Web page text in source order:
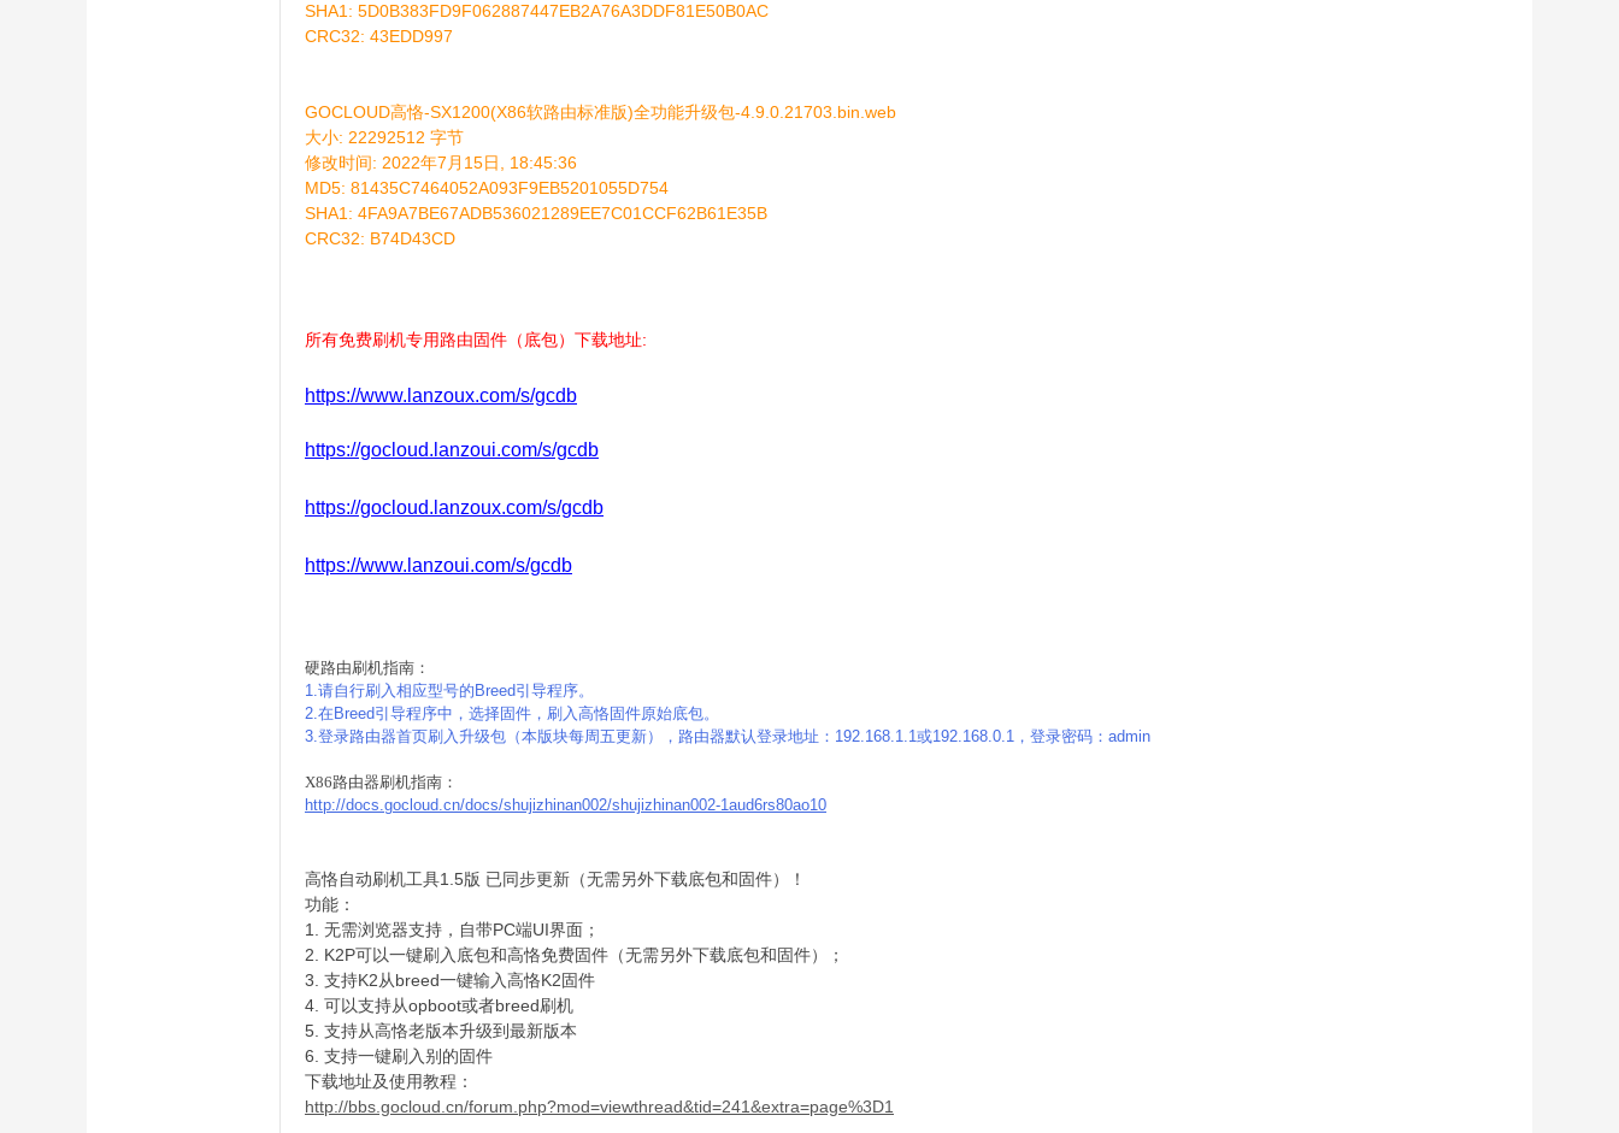
SHA1: 5D0B383FD9F062887447EB2A76A3DDF81E50B0AC
CRC32: 43EDD997
GOCLOUD高恪-SX1200(X86软路由标准版)全功能升级包-4.9.0.21703.bin.web
大小: 22292512 字节
修改时间: 2022年7月15日, 18:45:36
MD5: 81435C7464052A093F9EB5201055D754
SHA1: 4FA9A7BE67ADB536021289EE7C01CCF62B61E35B
CRC32: B74D43CD
所有免费刷机专用路由固件（底包）下载地址:
https://www.lanzoux.com/s/gcdb
https://gocloud.lanzoui.com/s/gcdb
https://gocloud.lanzoux.com/s/gcdb
https://www.lanzoui.com/s/gcdb
硬路由刷机指南：
1.请自行刷入相应型号的Breed引导程序。
2.在Breed引导程序中，选择固件，刷入高恪固件原始底包。
3.登录路由器首页刷入升级包（本版块每周五更新），路由器默认登录地址：192.168.1.1或192.168.0.1，登录密码：admin
X86路由器刷机指南：
http://docs.gocloud.cn/docs/shujizhinan002/shujizhinan002-1aud6rs80ao10
高恪自动刷机工具1.5版 已同步更新（无需另外下载底包和固件）！
功能：
1. 无需浏览器支持，自带PC端UI界面；
2. K2P可以一键刷入底包和高恪免费固件（无需另外下载底包和固件）；
3. 支持K2从breed一键输入高恪K2固件
4. 可以支持从opboot或者breed刷机
5. 支持从高恪老版本升级到最新版本
6. 支持一键刷入别的固件
下载地址及使用教程：
http://bbs.gocloud.cn/forum.php?mod=viewthread&tid=241&extra=page%3D1